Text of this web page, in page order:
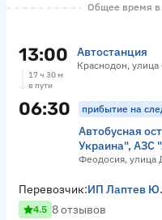
Общее время в
13:00 Автостанция
Краснодон, улица
17 ч 30 м
в пути
06:30 прибытие на
Автобусная
Украина", АЗС
Феодосия, улица
Перевозчик:ИП Лаптев
4.5 8 отзывов